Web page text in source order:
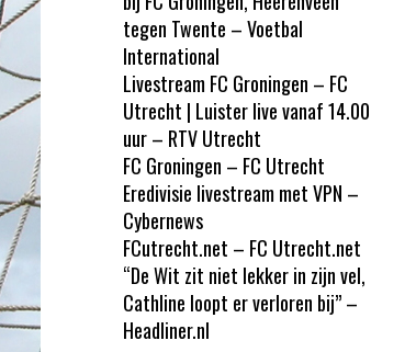
tegen Twente – Voetbal
International
Livestream FC Groningen – FC
Utrecht | Luister live vanaf 14.00
uur – RTV Utrecht
FC Groningen – FC Utrecht
Eredivisie livestream met VPN –
Cybernews
FCutrecht.net – FC Utrecht.net
“De Wit zit niet lekker in zijn vel,
Cathline loopt er verloren bij” –
Headliner.nl